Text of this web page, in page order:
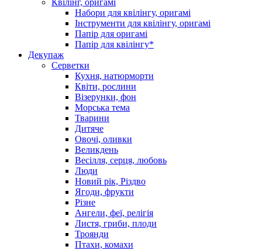
Набори для квілінгу, оригамі
Інструменти для квілінгу, оригамі
Папір для оригамі
Папір для квілінгу*
Декупаж
Серветки
Кухня, натюрморти
Квіти, рослини
Візерунки, фон
Морська тема
Тварини
Дитяче
Овочі, оливки
Великдень
Весілля, серця, любовь
Люди
Новий рік, Різдво
Ягоди, фрукти
Різне
Ангели, феї, релігія
Листя, гриби, плоди
Троянди
Птахи, комахи